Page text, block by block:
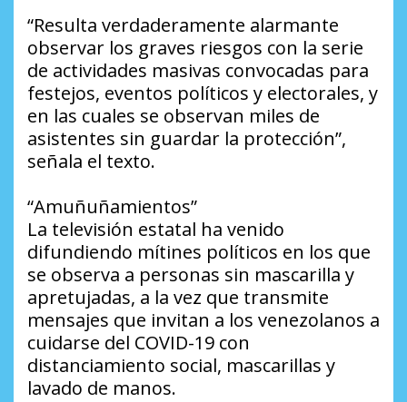
“Resulta verdaderamente alarmante
observar los graves riesgos con la serie
de actividades masivas convocadas para
festejos, eventos políticos y electorales, y
en las cuales se observan miles de
asistentes sin guardar la protección”,
señala el texto.
“Amuñuñamientos”
La televisión estatal ha venido
difundiendo mítines políticos en los que
se observa a personas sin mascarilla y
apretujadas, a la vez que transmite
mensajes que invitan a los venezolanos a
cuidarse del COVID-19 con
distanciamiento social, mascarillas y
lavado de manos.